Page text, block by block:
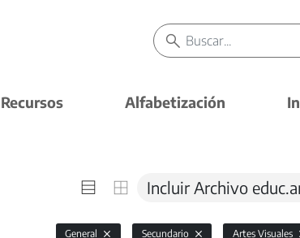
Recursos Alfabetización
Incluir Archivo
General Secundario Artes Visuales